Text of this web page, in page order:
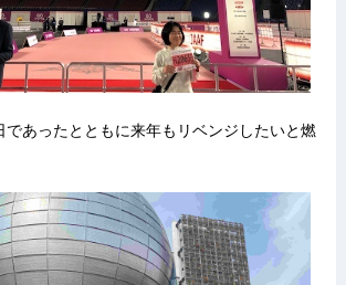
であったとともに来年もリベンジしたいと燃